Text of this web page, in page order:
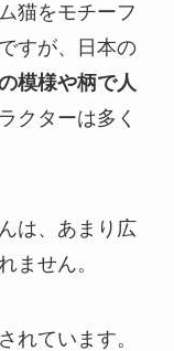
猫をモチーフ
すが、日本の
模様や柄で人
クターは多く
は、あまり広
ません。
れています。